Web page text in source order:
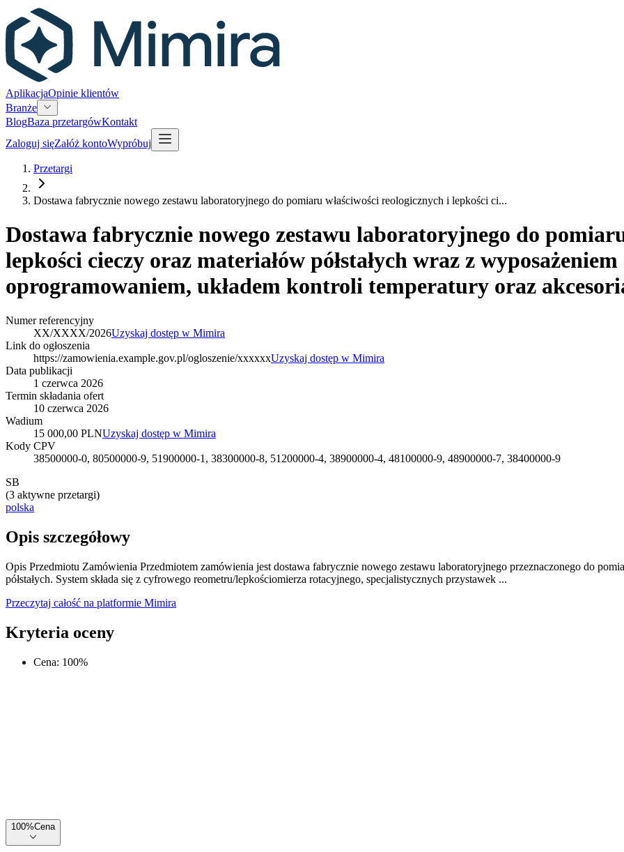
AplikacjaOpinie klientów
Branże
BlogBaza przetargówKontakt
Zaloguj sięZałóż kontoWypróbuj
Przetargi
Dostawa fabrycznie nowego zestawu laboratoryjnego do pomiaru właściwości reologicznych i lepkości ci...
Dostawa fabrycznie nowego zestawu laboratoryjnego do
lepkości cieczy oraz materiałów półstałych wraz z
oprogramowaniem, układem kontroli temperatury oraz
Numer referencyjny
XX/XXXX/2026Uzyskaj dostęp w Mimira
Link do ogłoszenia
https://zamowienia.example.gov.pl/ogloszenie/xxxxxxUzyskaj dostęp w Mimira
Data publikacji
1 czerwca 2026
Termin składania ofert
10 czerwca 2026
Wadium
15 000,00 PLNUzyskaj dostęp w Mimira
Kody CPV
38500000-0, 80500000-9, 51900000-1, 38300000-8, 51200000-4, 38900000-4, 48100000-9, 48900000-7, 38400000-9
SB
(3 aktywne przetargi)
polska
Opis szczegółowy
Opis Przedmiotu Zamówienia Przedmiotem zamówienia jest dostawa fabrycznie nowego zestawu laboratoryjnego przeznaczonego do
półstałych. System składa się z cyfrowego reometru/lepkościomierza rotacyjnego, specjalistycznych przystawek ...
Przeczytaj całość na platformie Mimira
Kryteria oceny
Cena: 100%
100%Cena